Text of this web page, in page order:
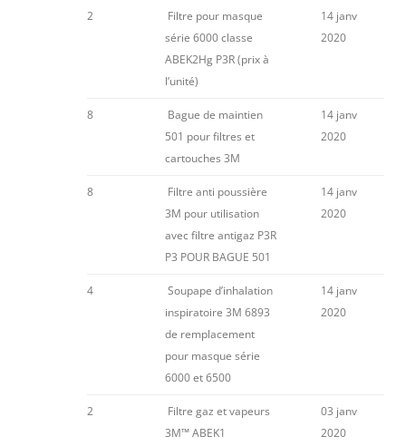
2
Filtre pour masque
série 6000 classe
ABEK2Hg P3R (prix à
l’unité)
14 janv
2020
8
Bague de maintien
501 pour filtres et
cartouches 3M
14 janv
2020
8
Filtre anti poussière
3M pour utilisation
avec filtre antigaz P3R
P3 POUR BAGUE 501
14 janv
2020
4
Soupape d’inhalation
inspiratoire 3M 6893
de remplacement
pour masque série
6000 et 6500
14 janv
2020
2
Filtre gaz et vapeurs
3M™ ABEK1
03 janv
2020